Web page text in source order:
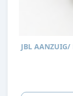
JBL